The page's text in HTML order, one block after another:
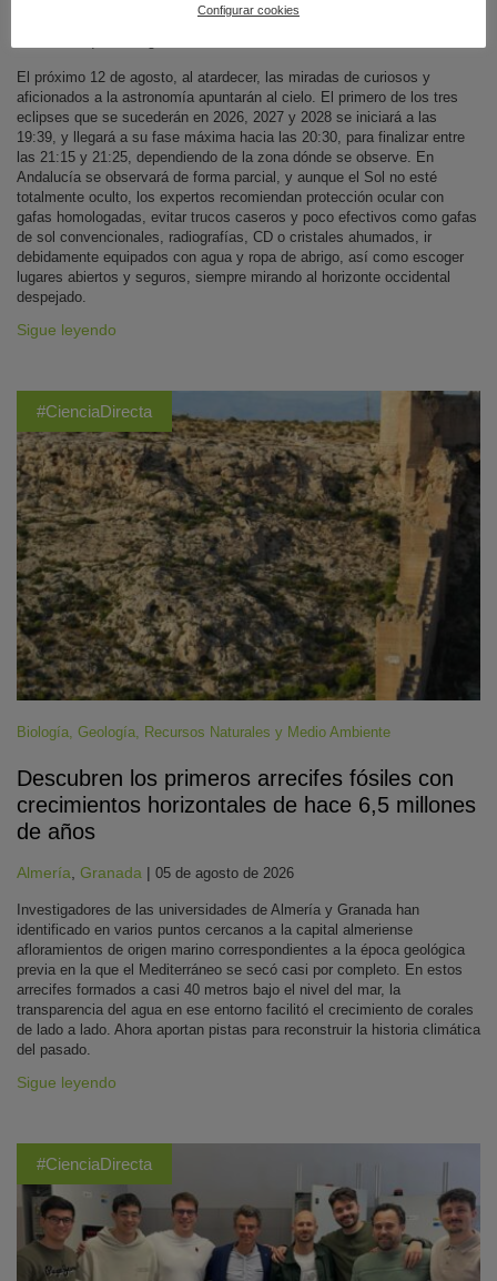
El próximo 12 de agosto, al atardecer, las miradas de curiosos y
aficionados a la astronomía apuntarán al cielo. El primero de los tres
eclipses que se sucederán en 2026, 2027 y 2028 se iniciará a las
19:39, y llegará a su fase máxima hacia las 20:30, para finalizar entre
las 21:15 y 21:25, dependiendo de la zona dónde se observe. En
Andalucía se observará de forma parcial, y aunque el Sol no esté
totalmente oculto, los expertos recomiendan protección ocular con
gafas homologadas, evitar trucos caseros y poco efectivos como gafas
de sol convencionales, radiografías, CD o cristales ahumados, ir
debidamente equipados con agua y ropa de abrigo, así como escoger
lugares abiertos y seguros, siempre mirando al horizonte occidental
despejado.
Sigue leyendo
#CienciaDirecta
Biología, Geología, Recursos Naturales y Medio Ambiente
Descubren los primeros arrecifes fósiles con
crecimientos horizontales de hace 6,5 millones
de años
Almería, Granada | 05 de agosto de 2026
Investigadores de las universidades de Almería y Granada han
identificado en varios puntos cercanos a la capital almeriense
afloramientos de origen marino correspondientes a la época geológica
previa en la que el Mediterráneo se secó casi por completo. En estos
arrecifes formados a casi 40 metros bajo el nivel del mar, la
transparencia del agua en ese entorno facilitó el crecimiento de corales
de lado a lado. Ahora aportan pistas para reconstruir la historia climática
del pasado.
Sigue leyendo
#CienciaDirecta
Configurar cookies